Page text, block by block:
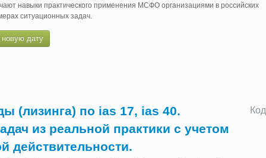
навыки практического применения МСФО организациями в российских
ситуационных задач.
новую дату
Код
(лизинга) по ias 17, ias 40.
из реальной практики с учетом
действительности.